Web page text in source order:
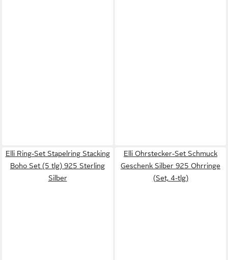
Elli Ring-Set Stapelring Stacking
Boho Set (5 tlg) 925 Sterling
Silber
Elli Ohrstecker-Set Schmuck
Geschenk Silber 925 Ohrringe
(Set, 4-tlg)